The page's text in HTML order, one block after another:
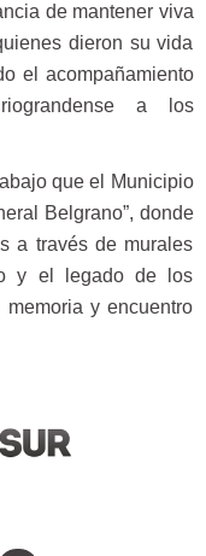
de mantener viva
dieron su vida
el acompañamiento
a los
que el Municipio
Belgrano”, donde
a través de murales
y el legado de los
y encuentro